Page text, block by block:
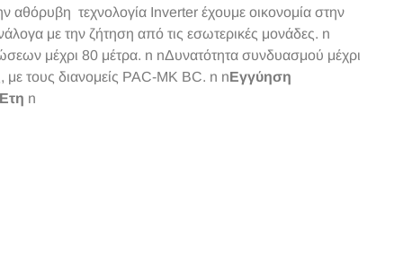
αθόρυβη τεχνολογία Inverter έχουμε οικονομία στην
με την ζήτηση από τις εσωτερικές μονάδες. n
μέχρι 80 μέτρα. n nΔυνατότητα συνδυασμού μέχρι
τους διανομείς PAC-MK BC. n nΕγγύηση
n